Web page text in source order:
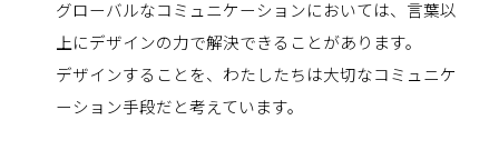
グローバルなコミュニケーションにおいては、言葉以
上にデザインの力で解決できることがあります。
デザインすることを、わたしたちは大切なコミュニケ
ーション手段だと考えています。